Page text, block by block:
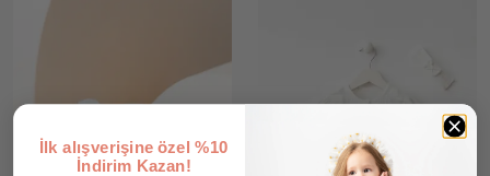
İlk alışverişine özel %10
İndirim Kazan!